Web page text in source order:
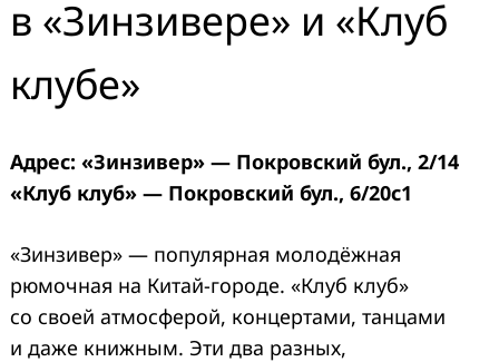
в «Зинзивере» и «Клуб
клубе»
Адрес: «Зинзивер» — Покровский бул., 2/14
«Клуб клуб» — Покровский бул., 6/20с1
«Зинзивер» — популярная молодёжная
рюмочная на Китай-городе. «Клуб клуб»
со своей атмосферой, концертами, танцами
и даже книжным. Эти два разных,